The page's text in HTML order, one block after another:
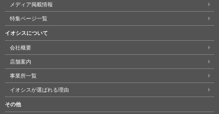
メディア掲載情報
特集ページ一覧
イオシスについて
会社概要
店舗案内
事業所一覧
イオシスが選ばれる理由
その他